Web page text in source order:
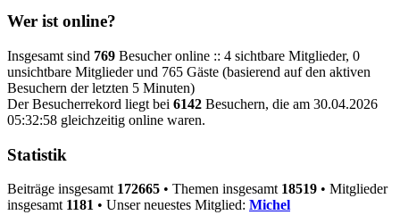
Wer ist online?
Insgesamt sind 769 Besucher online :: 4 sichtbare Mitglieder, 0
unsichtbare Mitglieder und 765 Gäste (basierend auf den aktiven
Besuchern der letzten 5 Minuten)
Der Besucherrekord liegt bei 6142 Besuchern, die am 30.04.2026
05:32:58 gleichzeitig online waren.
Statistik
Beiträge insgesamt 172665 • Themen insgesamt 18519 • Mitglieder
insgesamt 1181 • Unser neuestes Mitglied: Michel